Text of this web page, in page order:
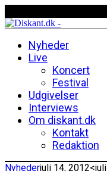
Nyheder
Live
Koncert
Festival
Udgivelser
Interviews
Om diskant.dk
Kontakt
Redaktion
Nyhederjuli 14, 2012